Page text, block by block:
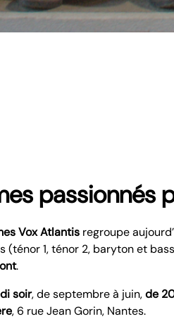
passionnés
Vox Atlantis regroupe
1, ténor 2, baryton et
.
soir, de septembre à juin,de
, 6 rue Jean Gorin, Nantes.